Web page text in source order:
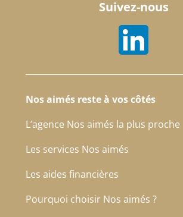
Suivez-nous
Nos aimés reste à vos côtés
L’agence Nos aimés la plus proche
Les services Nos aimés
Les aides financières
Pourquoi choisir Nos aimés ?